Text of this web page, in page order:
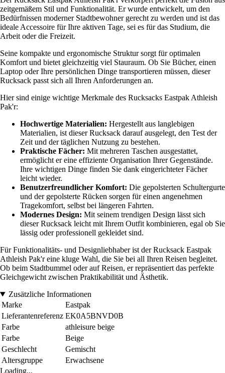
zeitgemäßem Stil und Funktionalität. Er wurde entwickelt, um den
Bedürfnissen moderner Stadtbewohner gerecht zu werden und ist das
ideale Accessoire für Ihre aktiven Tage, sei es für das Studium, die
Arbeit oder die Freizeit.
Seine kompakte und ergonomische Struktur sorgt für optimalen
Komfort und bietet gleichzeitig viel Stauraum. Ob Sie Bücher, einen
Laptop oder Ihre persönlichen Dinge transportieren müssen, dieser
Rucksack passt sich all Ihren Anforderungen an.
Hier sind einige wichtige Merkmale des Rucksacks Eastpak Athleish
Pak'r:
Hochwertige Materialien: Hergestellt aus langlebigen
Materialien, ist dieser Rucksack darauf ausgelegt, den Test der
Zeit und der täglichen Nutzung zu bestehen.
Praktische Fächer: Mit mehreren Taschen ausgestattet,
ermöglicht er eine effiziente Organisation Ihrer Gegenstände.
Ihre wichtigen Dinge finden Sie dank eingerichteter Fächer
leicht wieder.
Benutzerfreundlicher Komfort: Die gepolsterten Schultergurte
und der gepolsterte Rücken sorgen für einen angenehmen
Tragekomfort, selbst bei längeren Fahrten.
Modernes Design: Mit seinem trendigen Design lässt sich
dieser Rucksack leicht mit Ihrem Outfit kombinieren, egal ob Sie
lässig oder professionell gekleidet sind.
Für Funktionalitäts- und Designliebhaber ist der Rucksack Eastpak
Athleish Pak'r eine kluge Wahl, die Sie bei all Ihren Reisen begleitet.
Ob beim Stadtbummel oder auf Reisen, er repräsentiert das perfekte
Gleichgewicht zwischen Praktikabilität und Ästhetik.
Zusätzliche Informationen
Marke
Eastpak
Lieferantenreferenz EK0A5BNVD0B
Farbe
athleisure beige
Farbe
Beige
Geschlecht
Gemischt
Altersgruppe
Erwachsene
Loading...